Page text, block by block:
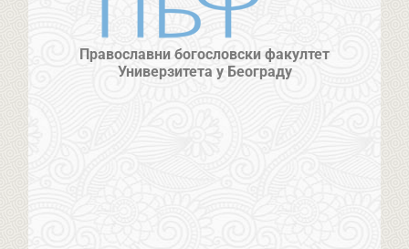
Православни богословски факултет
Универзитета у Београду